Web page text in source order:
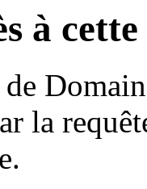
à
la